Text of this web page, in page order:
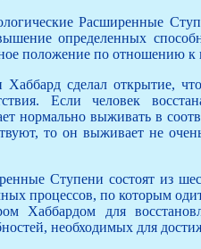
Расширенные
определенных
положение по отношению
сделал открытие,
Если человек
нормально выживать в
то он выживает не
Ступени состоят из
процессов, по которым
Хаббардом для
необходимых для